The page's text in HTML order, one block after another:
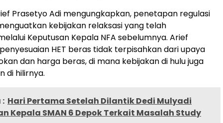
Prasetyo Adi mengungkapkan, penetapan regulasi
kebijakan relaksasi yang telah
Keputusan Kepala NFA sebelumnya. Arief
HET beras tidak terpisahkan dari upaya
dan harga beras, di mana kebijakan di hulu juga
di hilirnya.
: Hari Pertama Setelah Dilantik Dedi Mulyadi
Kepala SMAN 6 Depok Terkait Masalah Study